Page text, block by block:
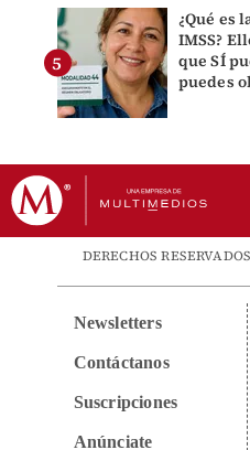
¿Qué es
IMSS?
que SÍ
puedes
DERECHOS
Newsletters
Contáctanos
Suscripciones
Anúnciate